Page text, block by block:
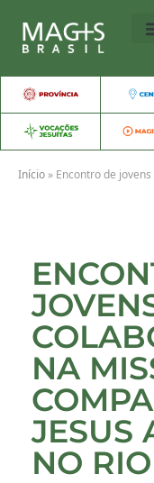
Início » Encontro de jovens
NA
JESUS
NO